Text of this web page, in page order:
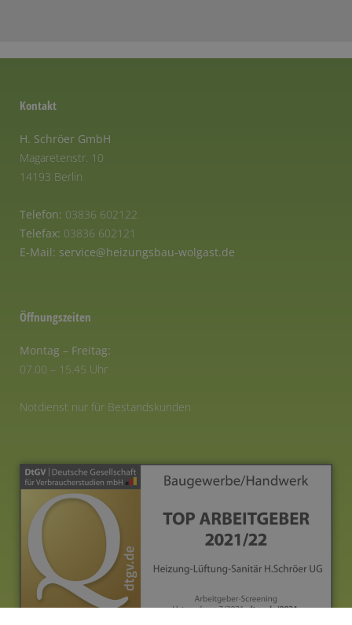
Kontakt
H. Schröer GmbH
Magaretenstr. 10
14193 Berlin
Telefon: 03836 602122
Telefax: 03836 602121
E-Mail: service@heizungsbau-wolgast.de
Öffnungszeiten
Montag – Freitag:
07.00 – 15.45 Uhr
Notdienst nur für Bestandskunden